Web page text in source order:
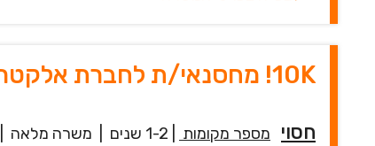
10K! מחסנאי/ת לחברת אלקטרוניקה! שכר גבוהה!
חסוי מספר מקומות 1-2 שנים משרה מלאה